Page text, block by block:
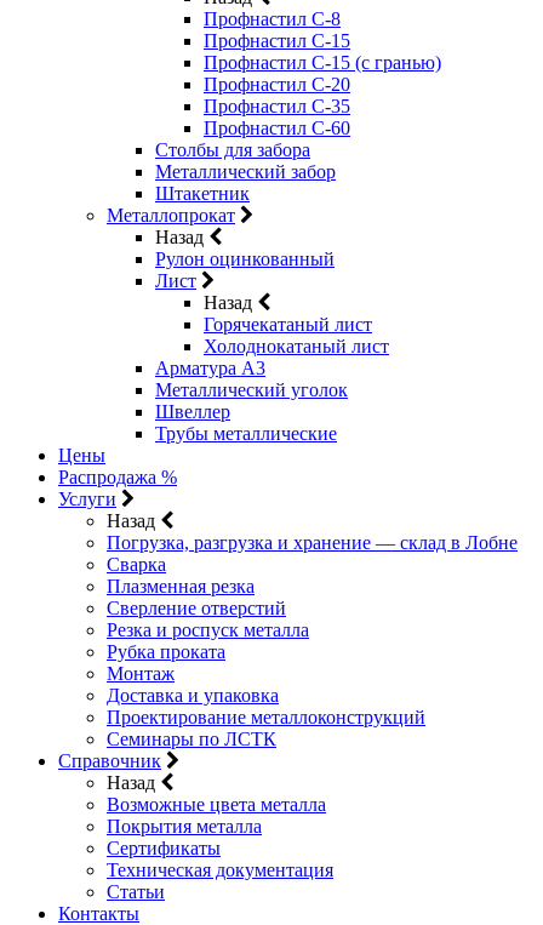
Профнастил С-8
Профнастил С-15
Профнастил С-15 (с гранью)
Профнастил С-20
Профнастил С-35
Профнастил С-60
Столбы для забора
Металлический забор
Штакетник
Металлопрокат
Назад
Рулон оцинкованный
Лист
Назад
Горячекатаный лист
Холоднокатаный лист
Арматура А3
Металлический уголок
Швеллер
Трубы металлические
Цены
Распродажа %
Услуги
Назад
Погрузка, разгрузка и хранение — склад в Лобне
Сварка
Плазменная резка
Сверление отверстий
Резка и роспуск металла
Рубка проката
Монтаж
Доставка и упаковка
Проектирование металлоконструкций
Семинары по ЛСТК
Справочник
Назад
Возможные цвета металла
Покрытия металла
Сертификаты
Техническая документация
Статьи
Контакты